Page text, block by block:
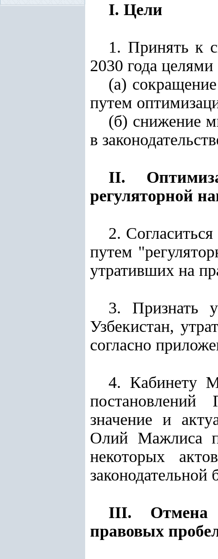
I. Цели
1. Принять к
2030 года
(а)
путем
(б) снижение
в
II.
регуляторной
2.
путем
утративших на
3. Признать
Узбекистан,
согласно
4. Кабинету
постановлений
значение и
Олий Мажлиса
некоторых
законодательной
III. Отмена
правовых